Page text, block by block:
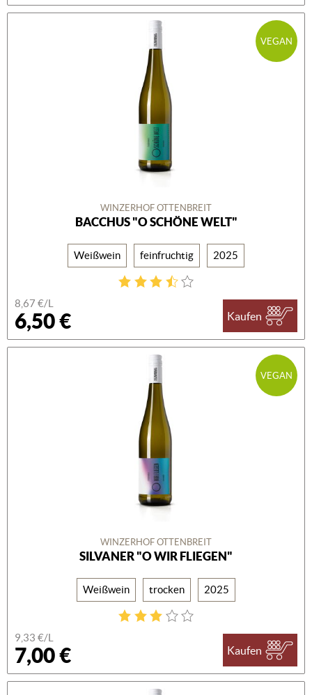
VEGAN
WINZERHOF OTTENBREIT
BACCHUS "O SCHÖNE WELT"
Weißwein feinfruchtig 2025
8,67 €/L
6,50 € Kaufen
VEGAN
WINZERHOF OTTENBREIT
SILVANER "O WIR FLIEGEN"
Weißwein trocken 2025
9,33 €/L
7,00 € Kaufen